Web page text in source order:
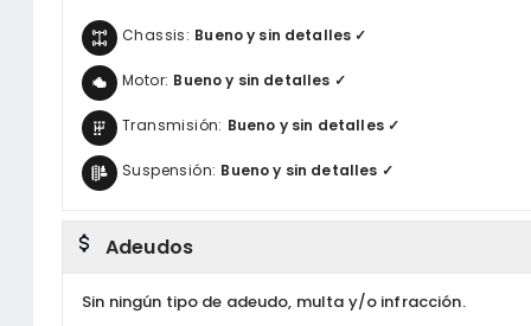
Chassis: Bueno y sin detalles ✓
Motor: Bueno y sin detalles ✓
Transmisión: Bueno y sin detalles ✓
Suspensión: Bueno y sin detalles ✓
Adeudos
Sin ningún tipo de adeudo, multa y/o infracción.